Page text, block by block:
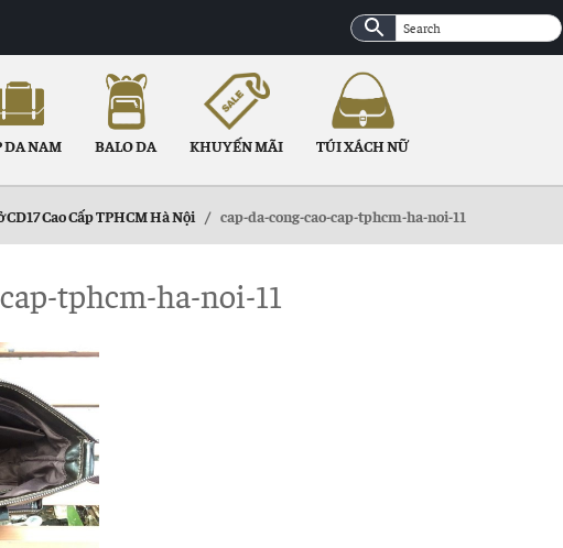
DA NAM BALO DA KHUYẾN MÃI TÚI XÁCH NỮ
CD17 Cao Cấp TPHCM Hà Nội / cap-da-cong-cao-cap-tphcm-ha-noi-11
tphcm-ha-noi-11